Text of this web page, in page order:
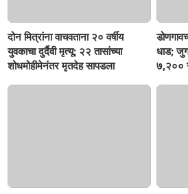
दोन मित्रांना वाचवताना २० वर्षीय
युवकाचा दुर्दैवी मृत्यू; २२ तासांच्या
शोधमोहीमेनंतर मृतदेह सापडला
धाड;
७,२००